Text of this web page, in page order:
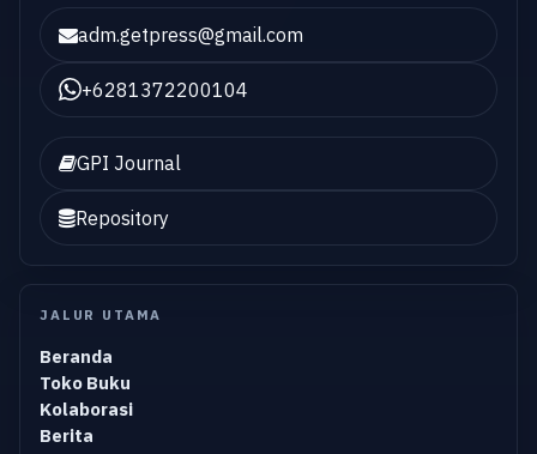
adm.getpress@gmail.com
+6281372200104
GPI Journal
Repository
JALUR UTAMA
Beranda
Toko Buku
Kolaborasi
Berita